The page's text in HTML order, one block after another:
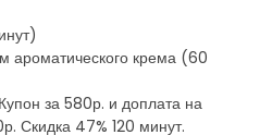
ароматического крема (60
за 580р. и доплата на
Скидка 47% 120 минут.